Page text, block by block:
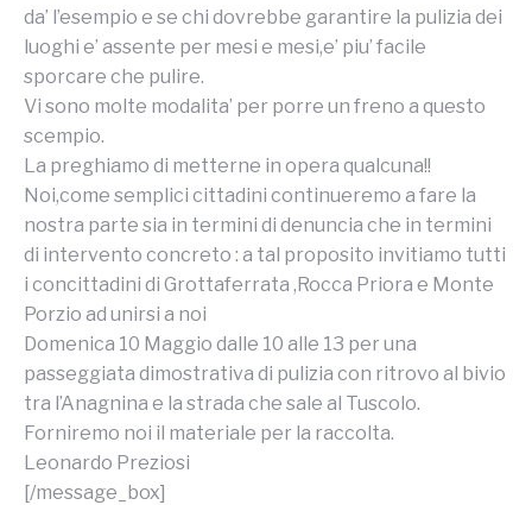
da’ l’esempio e se chi dovrebbe garantire la pulizia dei
luoghi e’ assente per mesi e mesi,e’ piu’ facile
sporcare che pulire.
Vi sono molte modalita’ per porre un freno a questo
scempio.
La preghiamo di metterne in opera qualcuna!!
Noi,come semplici cittadini continueremo a fare la
nostra parte sia in termini di denuncia che in termini
di intervento concreto : a tal proposito invitiamo tutti
i concittadini di Grottaferrata ,Rocca Priora e Monte
Porzio ad unirsi a noi
Domenica 10 Maggio dalle 10 alle 13 per una
passeggiata dimostrativa di pulizia con ritrovo al bivio
tra l’Anagnina e la strada che sale al Tuscolo.
Forniremo noi il materiale per la raccolta.
Leonardo Preziosi
[/message_box]